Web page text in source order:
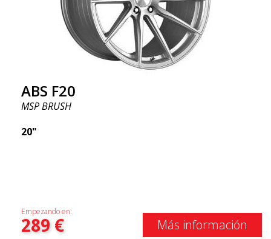
ABS F20
MSP BRUSH
20"
Empezando en:
289€ Más información